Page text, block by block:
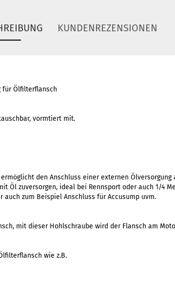
KUNDENREZENSIONEN
für Ölfilterflansch
vormtiert mit.
den Anschluss einer externen Ölversorgung
Öl zuversorgen, ideal bei Rennsport oder auch 1/4
auch zum Beispiel Anschluss für Accusump uvm.
mit dieser Hohlschraube wird der Flansch am
wie z.B.